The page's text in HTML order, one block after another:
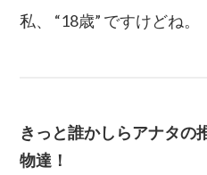
私、 “18歳” ですけどね。
きっと誰かしらアナタの
物達！